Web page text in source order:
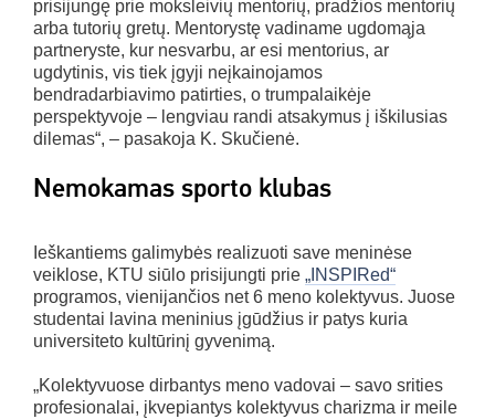
prisijungę prie moksleivių mentorių, pradžios mentorių
arba tutorių gretų. Mentorystę vadiname ugdomąja
partneryste, kur nesvarbu, ar esi mentorius, ar
ugdytinis, vis tiek įgyji neįkainojamos
bendradarbiavimo patirties, o trumpalaikėje
perspektyvoje – lengviau randi atsakymus į iškilusias
dilemas“, – pasakoja K. Skučienė.
Nemokamas sporto klubas
Ieškantiems galimybės realizuoti save meninėse
veiklose, KTU siūlo prisijungti prie „INSPIRed“
programos, vienijančios net 6 meno kolektyvus. Juose
studentai lavina meninius įgūdžius ir patys kuria
universiteto kultūrinį gyvenimą.
„Kolektyvuose dirbantys meno vadovai – savo srities
profesionalai, įkvepiantys kolektyvus charizma ir meile